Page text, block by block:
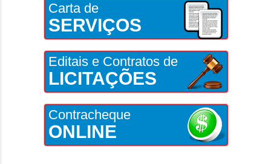
Carta de
SERVIÇOS
Editais e Contratos de
LICITAÇÕES
Contracheque
ONLINE